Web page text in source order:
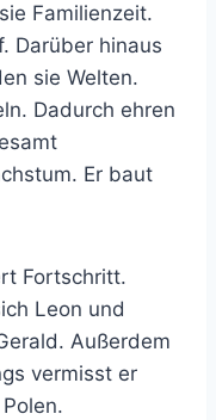
Familienzeit.
Darüber hinaus
sie Welten.
Dadurch ehren
Er baut
Fortschritt.
Leon und
Außerdem
vermisst er